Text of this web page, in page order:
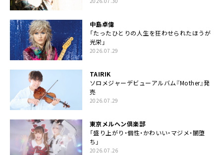
中島卓偉
「たったひとりの人生を狂わせられたほうが
光栄」
2026.07.29
TAIRIK
ソロメジャーデビューアルバム『Mother』発
売
2026.07.29
東京メルヘン倶楽部
「盛り上がり・個性・かわいい・マジメ・闇堕
ち」
2026.07.26